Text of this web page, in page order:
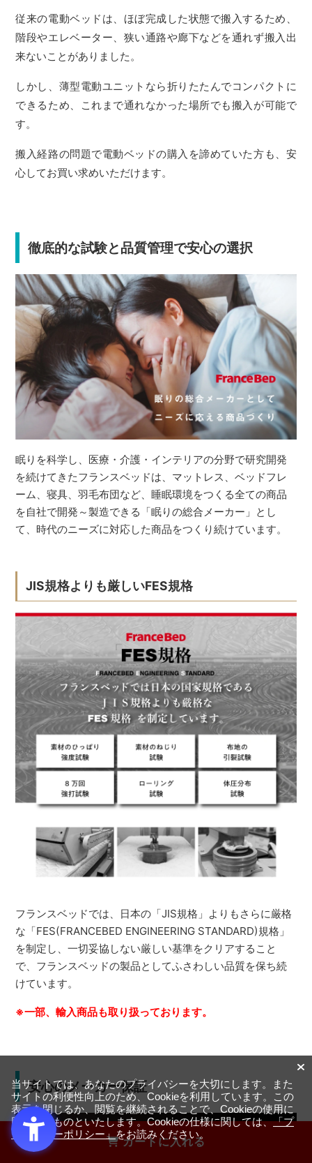
カートに入れる
従来の電動ベッドは、ほぼ完成した状態で搬入するため、
階段やエレベーター、狭い通路や廊下などを通れず搬入出
来ないことがありました。
しかし、薄型電動ユニットなら折りたたんでコンパクトに
できるため、これまで通れなかった場所でも搬入が可能で
す。
搬入経路の問題で電動ベッドの購入を諦めていた方も、安
心してお買い求めいただけます。
徹底的な試験と品質管理で安心の選択
眠りを科学し、医療・介護・インテリアの分野で研究開発
を続けてきたフランスベッドは、マットレス、ベッドフレ
ーム、寝具、羽毛布団など、睡眠環境をつくる全ての商品
を自社で開発～製造できる「眠りの総合メーカー」とし
て、時代のニーズに対応した商品をつくり続けています。
JIS規格よりも厳しいFES規格
フランスベッドでは、日本の「JIS規格」よりもさらに厳格
な「FES(FRANCEBED ENGINEERING STANDARD)規格」
を制定し、一切妥協しない厳しい基準をクリアすること
で、フランスベッドの製品としてふさわしい品質を保ち続
けています。
※一部、輸入商品も取り扱っております。
安心のメーカー保証
当サイトでは、あなたのプライバシーを大切にします。また
サイトの利便性向上のため、Cookieを利用しています。この
表示を閉じるか、閲覧を継続されることで、Cookieの使用に
同意するものといたします。Cookieの仕様に関しては、「プ
ライバシーポリシー」をお読みください。